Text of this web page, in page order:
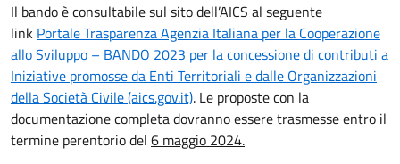
Il bando è consultabile sul sito dell’AICS al seguente
link Portale Trasparenza Agenzia Italiana per la Cooperazione
allo Sviluppo – BANDO 2023 per la concessione di contributi a
Iniziative promosse da Enti Territoriali e dalle Organizzazioni
della Società Civile (aics.gov.it). Le proposte con la
documentazione completa dovranno essere trasmesse entro il
termine perentorio del 6 maggio 2024.